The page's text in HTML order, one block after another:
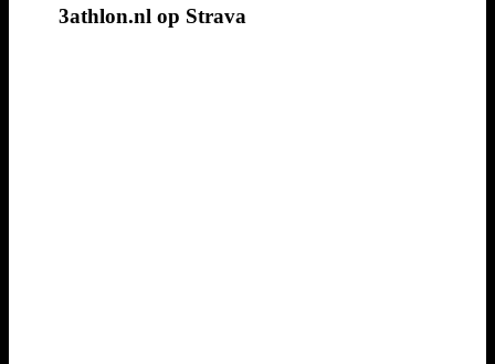
3athlon.nl op Strava